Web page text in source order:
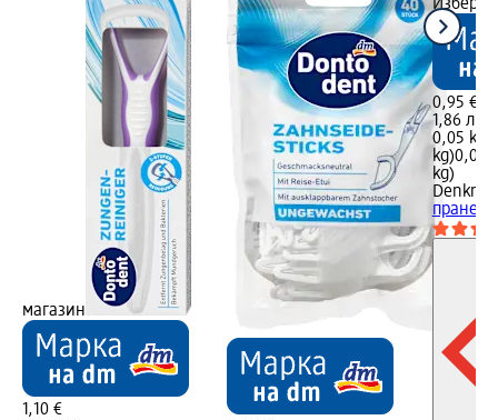
магазин
1,10 €
0,95 €
1,86 лв.
0,05 kg
kg)0,05
kg)
Denkmit
пране,